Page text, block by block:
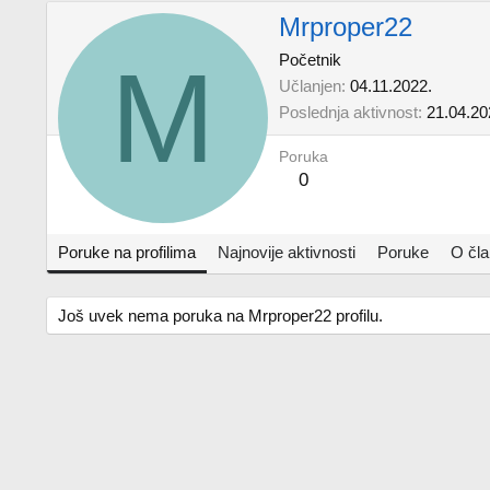
M
Mrproper22
Početnik
Učlanjen 04.11.2022.
Poslednja aktivnost
Poruka
0
Poruke na profilima Najnovije aktivnosti Poruke O
Još uvek nema poruka na Mrproper22 profilu.